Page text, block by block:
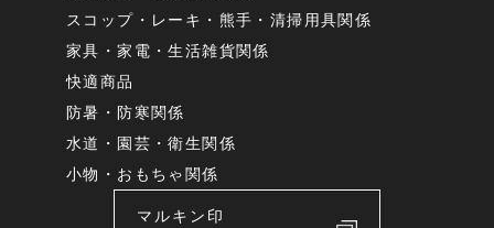
スコップ・レーキ・熊手・清掃用具関係
家具・家電・生活雑貨関係
快適商品
防暑・防寒関係
水道・園芸・衛生関係
小物・おもちゃ関係
マルキン印